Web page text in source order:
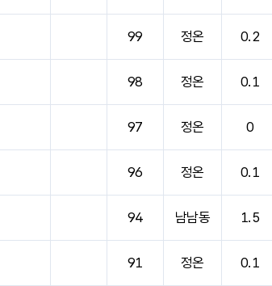
99 정온 0.2
98 정온 0.1
97 정온 0
96 정온 0.1
94 남남동 1.5
91 정온 0.1